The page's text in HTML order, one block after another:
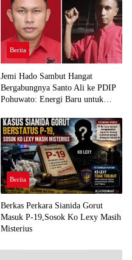
Berita
Jemi Hado Sambut Hangat
Bergabungnya Santo Ali ke PDIP
Pohuwato: Energi Baru untuk
Berita
Berkas Perkara Sianida Gorut
Masuk P-19,Sosok Ko Lexy Masih
Misterius